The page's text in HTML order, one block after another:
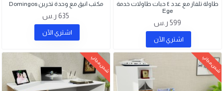
طاولة تلفاز مع عدد ٤ حبات طاولات خدمة
Ege
599 ر.س
اشتري اﻵن
مكتب انيق مع وحدة تخرين Domingos
635 ر.س
اشتري اﻵن
شحن مجاني شحن مجاني